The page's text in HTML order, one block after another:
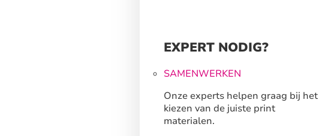
EXPERT NODIG?
SAMENWERKEN
Onze experts helpen graag bij het
kiezen van de juiste print
materialen.